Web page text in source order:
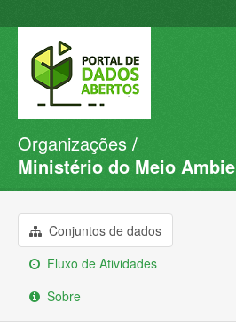
Conjuntos de dados
Organizações
Sobre
Organizações
Ministério do Meio
Conjuntos de dados
Fluxo de Atividades
Sobre